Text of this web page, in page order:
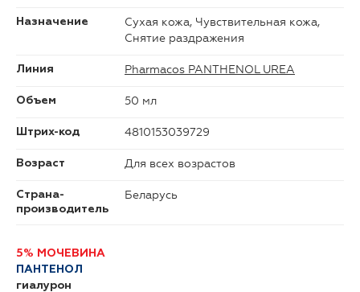
Назначение
Сухая кожа, Чувствительная кожа,
Снятие раздражения
Линия Pharmacos PANTHENOL UREA
Объем 50 мл
Штрих-код 4810153039729
Возраст Для всех возрастов
Страна-
производитель
Беларусь
5% МОЧЕВИНА
ПАНТЕНОЛ
гиалурон